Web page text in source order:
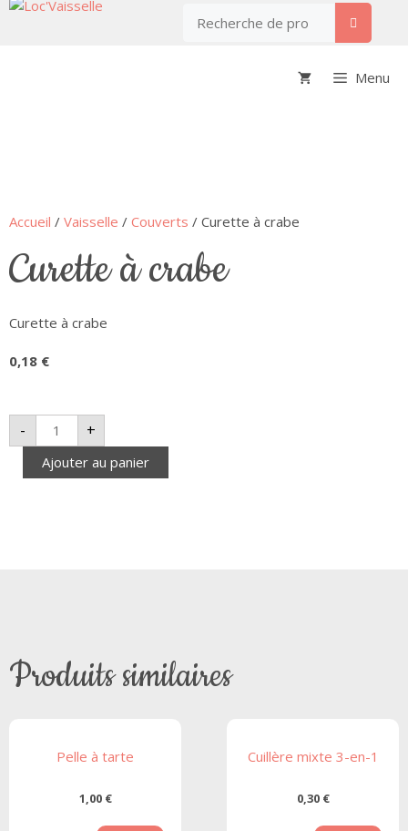
Menu
Accueil / Vaisselle / Couverts / Curette à crabe
curette à crabe
Curette à crabe
0,18 €
- +
Ajouter au panier
Produits similaires
Pelle à tarte
1,00 €
Cuillère mixte 3-en-1
0,30 €